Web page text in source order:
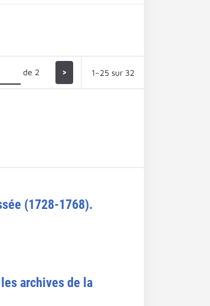
de 2 > 1–25 sur 32
(1728-1768).
archives de la